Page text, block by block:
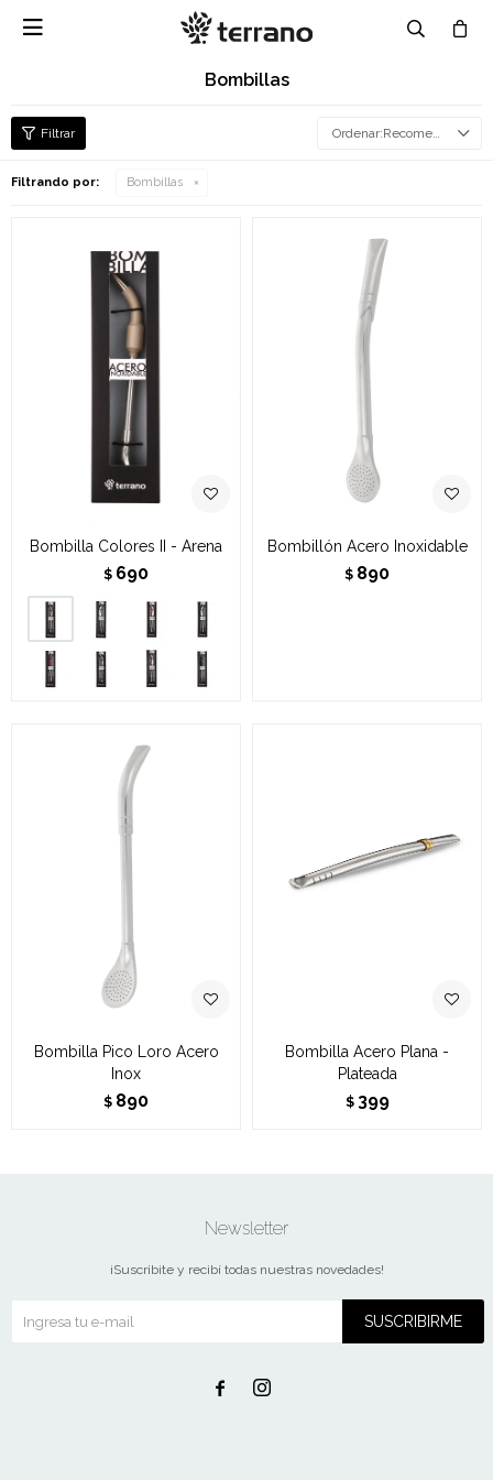

Bombillas
Recomendados
Filtrando por: Bombillas
Bombilla Colores II - Arena
$ 690
Bombillón Acero Inoxidable
$ 890
Bombilla Pico Loro Acero
Inox
$ 890
Bombilla Acero Plana -
Plateada
$ 399
Newsletter
¡Suscribite y recibí todas nuestras novedades!
SUSCRIBIRME
 